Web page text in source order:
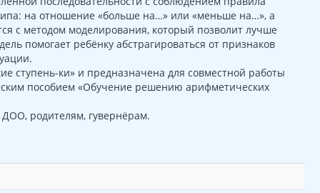
на отношение «больше на…» или «меньше на…», а
с методом моделирования, который позволит лучше
помогает ребёнку абстрагироваться от признаков
ступень-ки» и предназначена для совместной работы
пособием «Обучение решению арифметических
родителям, гувернёрам.